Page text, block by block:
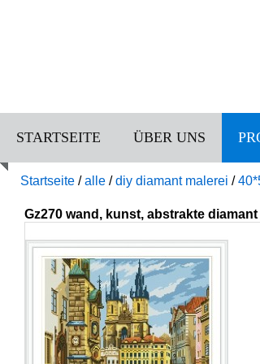
STARTSEITE ÜBER UNS
Startseite /alle /diy diamant malerei /
Gz270 wand, kunst, abstrakte